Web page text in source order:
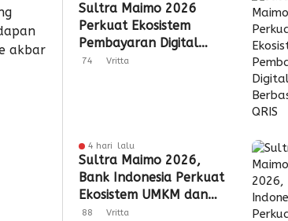
akbar
Sultra Maimo 2026
Perkuat Ekosistem
Pembayaran Digital
Berbasis QRIS
74 Vritta
4 hari lalu
Sultra Maimo 2026,
Bank Indonesia Perkuat
Ekosistem UMKM dan
QRIS
88 Vritta